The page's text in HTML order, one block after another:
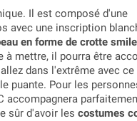
Il est composé d'une
avec une inscription
en forme de crotte
mettre, il pourra être
dans l'extrême avec ce
puante. Pour les
accompagnera
sûr d'avoir les costumes